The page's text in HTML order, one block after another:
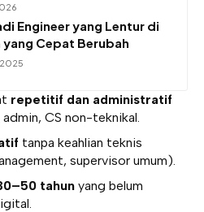
Engineer yang Lentur di
yang Cepat Berubah
repetitif dan administratif
CS non-teknikal.
tanpa keahlian teknis
supervisor umum).
tahun yang belum